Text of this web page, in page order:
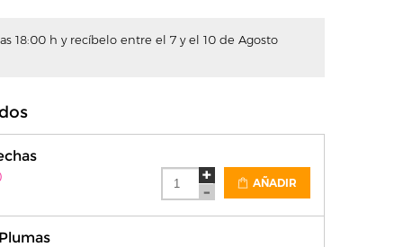
18:00 h y recíbelo entre el 7 y el 10 de Agosto
AÑADIR